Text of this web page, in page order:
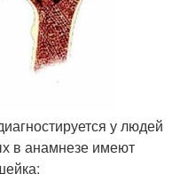
у людей
в анамнезе имеют